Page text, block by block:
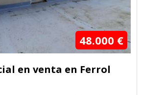
48.000 €
en venta en Ferrol